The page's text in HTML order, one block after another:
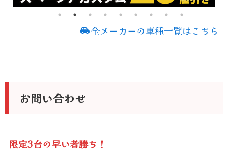
全メーカーの車種一覧はこちら
お問い合わせ
限定3台の早い者勝ち！